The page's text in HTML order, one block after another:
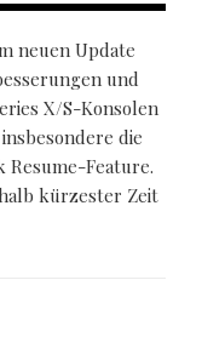
neuen Update
und
X/S-Konsolen
die
Resume-Feature.
kürzester Zeit